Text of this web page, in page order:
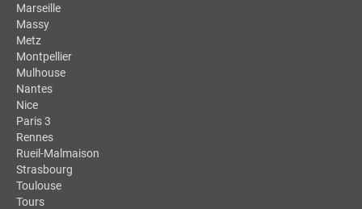
Marseille
Massy
Metz
Montpellier
Mulhouse
Nantes
Nice
Paris 3
Rennes
Rueil-Malmaison
Strasbourg
Toulouse
Tours